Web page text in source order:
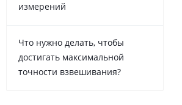
измерений
Что нужно делать, чтобы
достигать максимальной
точности взвешивания?